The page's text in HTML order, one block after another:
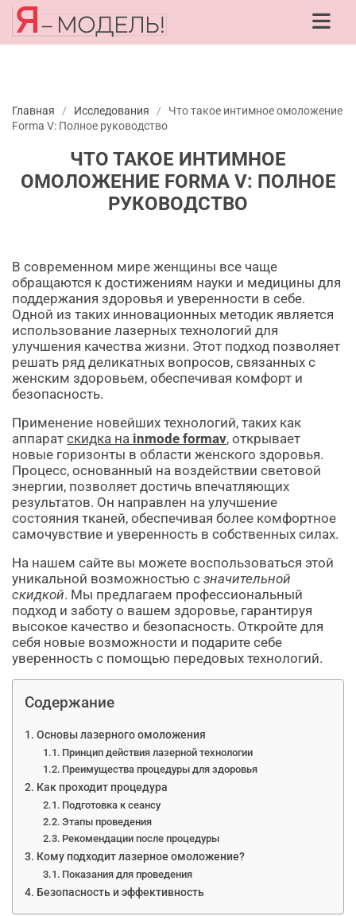
Главная / Исследования /
Что такое интимное омоложение
Forma V: Полное руководство
ЧТО ТАКОЕ ИНТИМНОЕ
ОМОЛОЖЕНИЕ FORMA V: ПОЛНОЕ
РУКОВОДСТВО
В современном мире женщины все чаще
обращаются к достижениям науки и медицины для
поддержания здоровья и уверенности в себе.
Одной из таких инновационных методик является
использование лазерных технологий для
улучшения качества жизни. Этот подход позволяет
решать ряд деликатных вопросов, связанных с
женским здоровьем, обеспечивая комфорт и
безопасность.
Применение новейших технологий, таких как
аппарат скидка на inmode formav, открывает
новые горизонты в области женского здоровья.
Процесс, основанный на воздействии световой
энергии, позволяет достичь впечатляющих
результатов. Он направлен на улучшение
состояния тканей, обеспечивая более комфортное
самочувствие и уверенность в собственных силах.
На нашем сайте вы можете воспользоваться этой
уникальной возможностью с значительной
скидкой. Мы предлагаем профессиональный
подход и заботу о вашем здоровье, гарантируя
высокое качество и безопасность. Откройте для
себя новые возможности и подарите себе
уверенность с помощью передовых технологий.
Содержание
Основы лазерного омоложения
Принцип действия лазерной технологии
Преимущества процедуры для здоровья
Как проходит процедура
Подготовка к сеансу
Этапы проведения
Рекомендации после процедуры
Кому подходит лазерное омоложение?
Показания для проведения
Безопасность и эффективность